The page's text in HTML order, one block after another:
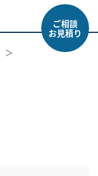
ご相談
お見積り